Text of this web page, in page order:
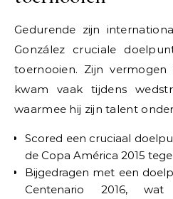
Gedurende zijn
González cruciale
toernooien. Zijn
kwam vaak tijdens
waarmee hij zijn talent
Scored een cruciaal
de Copa América 2015
Bijgedragen met een
Centenario 2016,